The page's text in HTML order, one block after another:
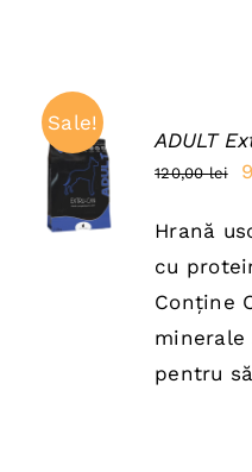
Sale!
ADAUGĂ
ÎN COȘ
/
DETAILS
ADULT
120,00lei
a
Hrană
cu
Conține
pentru